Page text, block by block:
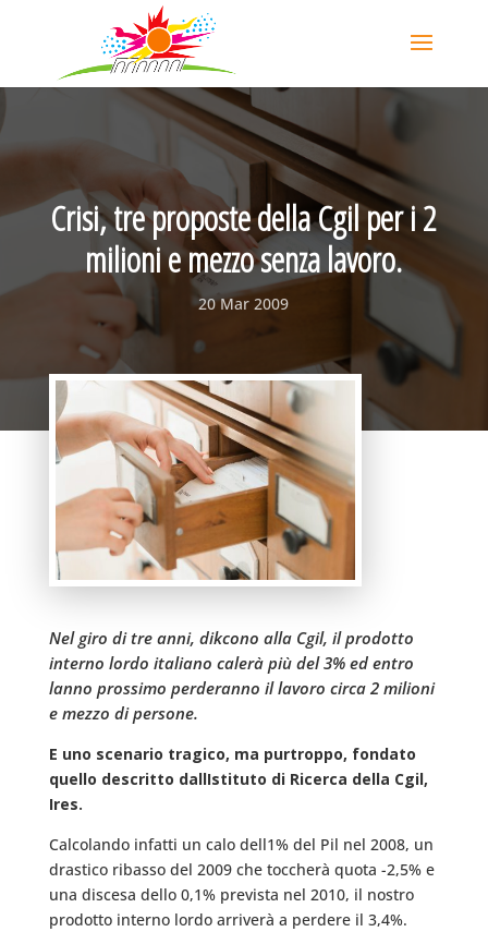
Crisi, tre proposte della Cgil per i 2
milioni e mezzo senza lavoro.
20 Mar 2009
Nel giro di tre anni, dikcono alla Cgil, il prodotto
interno lordo italiano calerà più del 3% ed entro
lanno prossimo perderanno il lavoro circa 2 milioni
e mezzo di persone.
E uno scenario tragico, ma purtroppo, fondato
quello descritto dallIstituto di Ricerca della Cgil,
Ires.
Calcolando infatti un calo dell1% del Pil nel 2008, un
drastico ribasso del 2009 che toccherà quota -2,5% e
una discesa dello 0,1% prevista nel 2010, il nostro
prodotto interno lordo arriverà a perdere il 3,4%.